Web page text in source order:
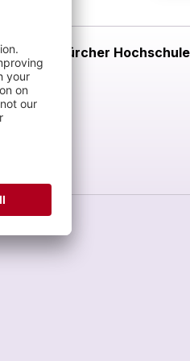
Zürcher